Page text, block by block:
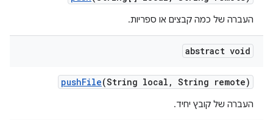
העברה של כמה קבצים או ספריות.
abstract void
pushFile(String local , String remote)
העברה של קובץ יחיד.